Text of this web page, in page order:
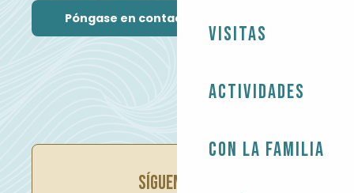
Visitas
Actividades
Con la familia
Póngase en contacto con nosotros
SÍGUENOS EN